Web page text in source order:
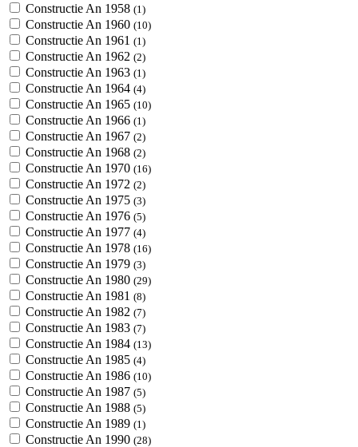
Constructie An 1958 (1)
Constructie An 1960 (10)
Constructie An 1961 (1)
Constructie An 1962 (2)
Constructie An 1963 (1)
Constructie An 1964 (4)
Constructie An 1965 (10)
Constructie An 1966 (1)
Constructie An 1967 (2)
Constructie An 1968 (2)
Constructie An 1970 (16)
Constructie An 1972 (2)
Constructie An 1975 (3)
Constructie An 1976 (5)
Constructie An 1977 (4)
Constructie An 1978 (16)
Constructie An 1979 (3)
Constructie An 1980 (29)
Constructie An 1981 (8)
Constructie An 1982 (7)
Constructie An 1983 (7)
Constructie An 1984 (13)
Constructie An 1985 (4)
Constructie An 1986 (10)
Constructie An 1987 (5)
Constructie An 1988 (5)
Constructie An 1989 (1)
Constructie An 1990 (28)